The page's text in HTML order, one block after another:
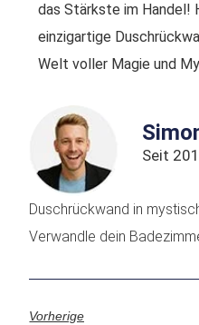
das Stärkste im Handel!
einzigartige
Welt voller Magie und
Seit
Duschrückwand in
Verwandle dein
Vorherige